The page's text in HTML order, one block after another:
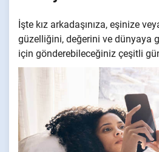
İşte kız arkadaşınıza, eşinize
güzelliğini, değerini ve dünyaya
için gönderebileceğiniz çeşitli